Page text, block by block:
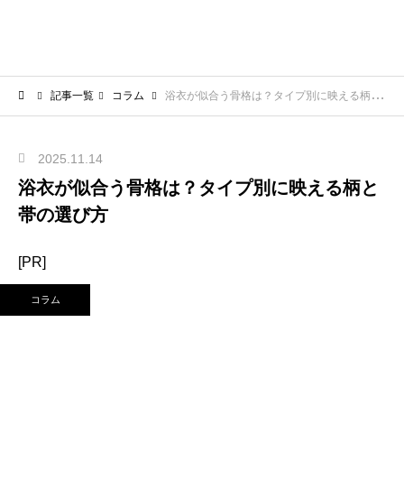
記事一覧 コラム 浴衣が似合う骨格は？タイプ別に映える柄と帯の選び方
2025.11.14
浴衣が似合う骨格は？タイプ別に映える柄と
帯の選び方
[PR]
コラム